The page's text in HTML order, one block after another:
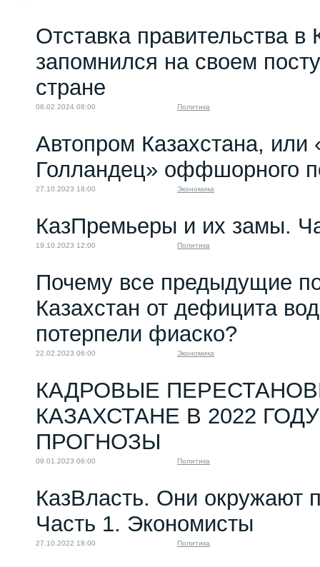
Отставка правительства в
запомнился на своем
стране
06.02.2024 08:00 Политика
Автопром Казахстана, или
Голландец» оффшорного
27.10.2023 18:00 Экономика
КазПремьеры и их замы.
19.10.2023 12:00 Политика
Почему все предыдущие
Казахстан от дефицита
потерпели фиаско?
22.02.2023 06:00 Экономика
КАДРОВЫЕ
КАЗАХСТАНЕ В 2022
ПРОГНОЗЫ
09.01.2023 06:00 Политика
КазВласть. Они окружают
Часть 1. Экономисты
27.10.2022 18:00 Политика